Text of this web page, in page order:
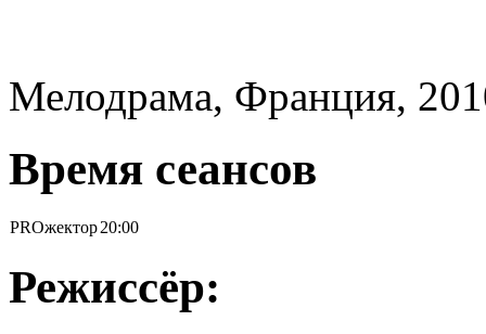
Мелодрама, Франция,
Время сеансов
PROжектор20:00
Режиссёр: